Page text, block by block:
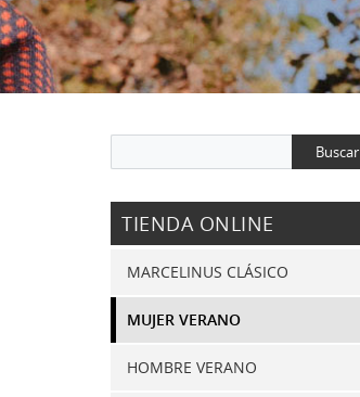
Buscar
TIENDA ONLINE
MARCELINUS CLÁSICO
MUJER VERANO
HOMBRE VERANO